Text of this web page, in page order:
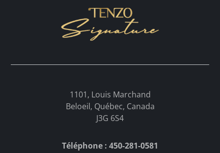
1101, Louis Marchand
Beloeil, Québec, Canada
J3G 6S4
Téléphone : 450-281-0581